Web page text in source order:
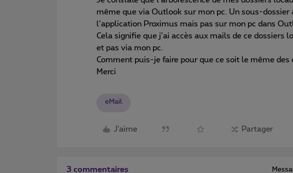
même que via Outlook sur mon pc. Un sous-dossier
l’application Proximus mais pas sur mon pc dans
Cela signifie que j’ai accès aux mails de ce dossiers
et pas via mon pc.
Comment puis-je faire pour que ce soit le même des
Merci
eMail
J'aime Partager
3 commentaires